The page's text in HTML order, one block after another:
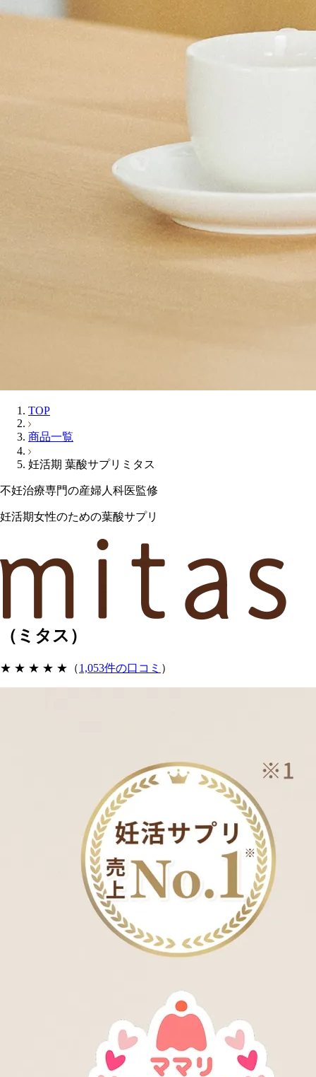
TOP
商品一覧
妊活期 葉酸サプリミタス
不妊治療専門の産婦人科医監修
妊活期女性のための葉酸サプリ
（ミタス）
★ ★ ★ ★ ★ （1,053件の口コミ ）